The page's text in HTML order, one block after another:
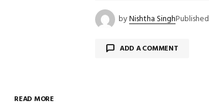
byNishtha SinghPublished
ADD A COMMENT
READ MORE